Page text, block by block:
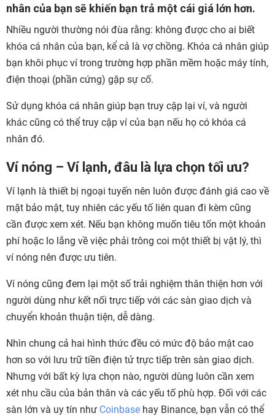
nhân của bạn sẽ khiến bạn trả một cái giá lớn hơn.
Nhiều người thường nói đùa rằng: không được cho ai biết
khóa cá nhân của bạn, kể cả là vợ chồng. Khóa cá nhân giúp
bạn khôi phục ví trong trường hợp phần mềm hoặc máy tính,
điện thoại (phần cứng) gặp sự cố.
Sử dụng khóa cá nhân giúp bạn truy cập lại ví, và người
khác cũng có thể truy cập ví của bạn nếu họ có khóa cá
nhân đó.
Ví nóng – Ví lạnh, đâu là lựa chọn tối ưu?
Ví lạnh là thiết bị ngoại tuyến nên luôn được đánh giá cao về
mặt bảo mật, tuy nhiên các yếu tố liên quan đi kèm cũng
cần được xem xét. Nếu bạn không muốn tiêu tốn một khoản
phí hoặc lo lắng về việc phải trông coi một thiết bị vật lý, thì
ví nóng nên được ưu tiên.
Ví nóng cũng đem lại một số trải nghiệm thân thiện hơn với
người dùng như kết nối trực tiếp với các sàn giao dịch và
chuyển khoản thuận tiện, dễ dàng.
Nhìn chung cả hai hình thức đều có mức độ bảo mật cao
hơn so với lưu trữ tiền điện tử trực tiếp trên sàn giao dịch.
Nhưng với bất kỳ lựa chọn nào, người dùng luôn cần xem
xét nhu cầu của bản thân và các yếu tố phù hợp. Đối với các
sàn lớn và uy tín như Coinbase hay Binance, bạn vẫn có thể